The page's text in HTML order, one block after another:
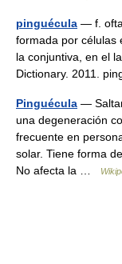
pinguécula — f.
formada por células
la conjuntiva, en el
Dictionary. 2011.
Pinguécula —
una degeneración
frecuente en
solar. Tiene forma
No afecta la …